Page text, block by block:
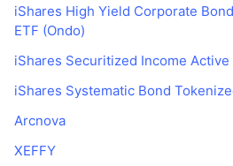
iShares High Yield Corporate
ETF (Ondo)
iShares Securitized Income Active
iShares Systematic Bond
Arcnova
XEFFY